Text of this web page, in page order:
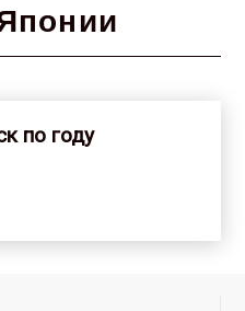
по году